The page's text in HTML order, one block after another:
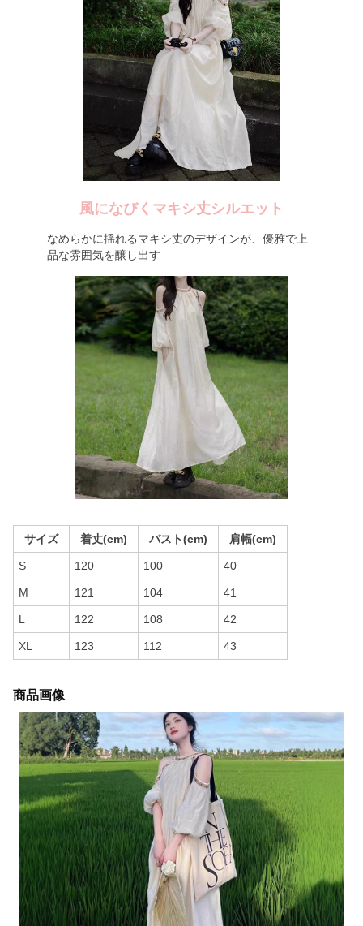
風になびくマキシ丈シルエット
なめらかに揺れるマキシ丈のデザインが、優雅で上
品な雰囲気を醸し出す
サイズ 着丈(cm) バスト(cm) 肩幅(cm)
S 120 100 40
M 121 104 41
L 122 108 42
XL 123 112 43
商品画像